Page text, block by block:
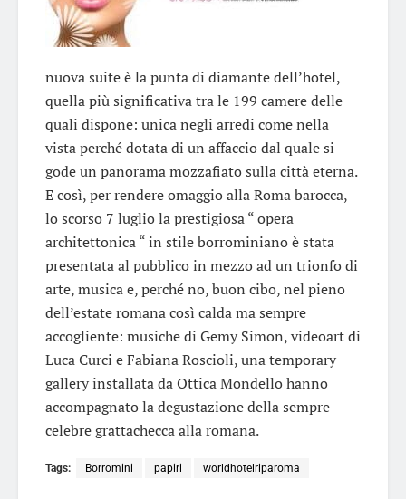
nuova suite è la punta di diamante dell’hotel,
quella più significativa tra le 199 camere delle
quali dispone: unica negli arredi come nella
vista perché dotata di un affaccio dal quale si
gode un panorama mozzafiato sulla città eterna.
E così, per rendere omaggio alla Roma barocca,
lo scorso 7 luglio la prestigiosa “ opera
architettonica “ in stile borrominiano è stata
presentata al pubblico in mezzo ad un trionfo di
arte, musica e, perché no, buon cibo, nel pieno
dell’estate romana così calda ma sempre
accogliente: musiche di Gemy Simon, videoart di
Luca Curci e Fabiana Roscioli, una temporary
gallery installata da Ottica Mondello hanno
accompagnato la degustazione della sempre
celebre grattachecca alla romana.
Tags: Borromini papiri worldhotelriparoma